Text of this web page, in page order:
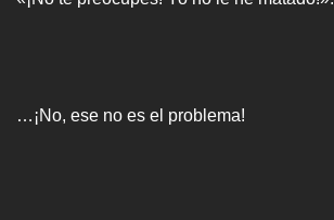
…¡No, ese no es el problema!